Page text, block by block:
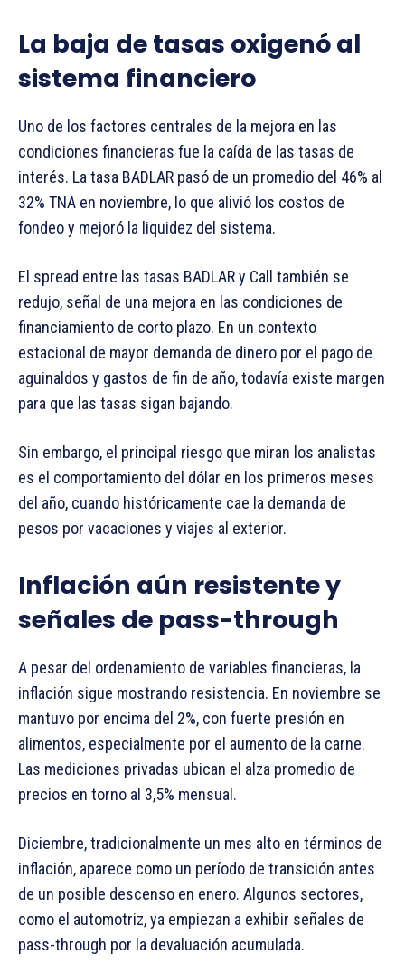
La baja de tasas oxigenó al
sistema financiero
Uno de los factores centrales de la mejora en las
condiciones financieras fue la caída de las tasas de
interés. La tasa BADLAR pasó de un promedio del 46% al
32% TNA en noviembre, lo que alivió los costos de
fondeo y mejoró la liquidez del sistema.
El spread entre las tasas BADLAR y Call también se
redujo, señal de una mejora en las condiciones de
financiamiento de corto plazo. En un contexto
estacional de mayor demanda de dinero por el pago de
aguinaldos y gastos de fin de año, todavía existe margen
para que las tasas sigan bajando.
Sin embargo, el principal riesgo que miran los analistas
es el comportamiento del dólar en los primeros meses
del año, cuando históricamente cae la demanda de
pesos por vacaciones y viajes al exterior.
Inflación aún resistente y
señales de pass-through
A pesar del ordenamiento de variables financieras, la
inflación sigue mostrando resistencia. En noviembre se
mantuvo por encima del 2%, con fuerte presión en
alimentos, especialmente por el aumento de la carne.
Las mediciones privadas ubican el alza promedio de
precios en torno al 3,5% mensual.
Diciembre, tradicionalmente un mes alto en términos de
inflación, aparece como un período de transición antes
de un posible descenso en enero. Algunos sectores,
como el automotriz, ya empiezan a exhibir señales de
pass-through por la devaluación acumulada.